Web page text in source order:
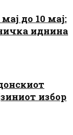
до 10 мај:
иднина
избор